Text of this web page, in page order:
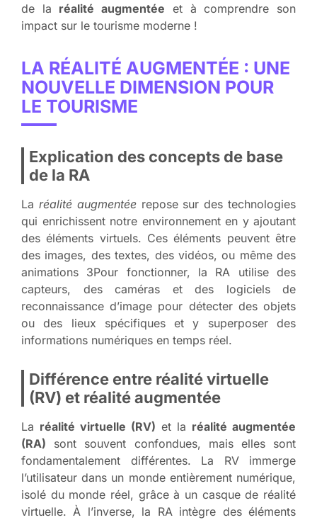
de la réalité augmentée et à comprendre son
impact sur le tourisme moderne !
LA RÉALITÉ AUGMENTÉE : UNE
NOUVELLE DIMENSION POUR
LE TOURISME
Explication des concepts de base
de la RA
La réalité augmentéerepose sur des technologies
qui enrichissent notre environnement en y ajoutant
des éléments virtuels. Ces éléments peuvent être
des images, des textes, des vidéos, ou même des
animations 3Pour fonctionner, la RA utilise des
capteurs, des caméras et des logiciels de
reconnaissance d’image pour détecter des objets
ou des lieux spécifiques et y superposer des
informations numériques en temps réel.
Différence entre réalité virtuelle
(RV) et réalité augmentée
La réalité virtuelle (RV) et la réalité augmentée
(RA) sont souvent confondues, mais elles sont
fondamentalement différentes. La RV immerge
l’utilisateur dans un monde entièrement numérique,
isolé du monde réel, grâce à un casque de réalité
virtuelle. À l’inverse, la RA intègre des éléments